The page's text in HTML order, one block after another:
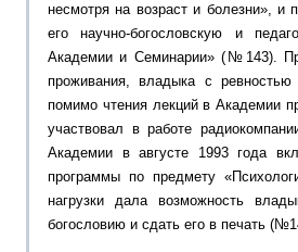
несмотря на возраст и болезни», и
его научно-богословскую и
Академии и Семинарии» (№143).
проживания, владыка с ревностью
помимо чтения лекций в Академии
участвовал в работе
Академии в августе 1993 года
программы по предмету
нагрузки дала возможность
богословию и сдать его в печать